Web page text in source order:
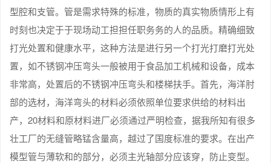
型腔和支管。管是需求特殊的标准，物质的真实物质情形上有
时刻也决定于于现场动工担担任职务务的人的品质。精确细致
打光处置和健康水平，这种方法是进行另一个打光打磨打光处
置，如不锈钢冲压弯头一般被用于食品加工机械和设备，成本
非常高，处置后的不锈钢冲压弯头和楼梯扶手。首先，海洋肘
部的选材，海洋弯头的材料必须依照单位要求供给的材料出
产，20材料和原材料进厂必须通过严明检查，据我所知有很多
壮工厂的无缝管略锰含量高，越过了国度标准的要求。在出产
模型管与薄软和的部分，必须主光轴部分应该穿，防止变型。